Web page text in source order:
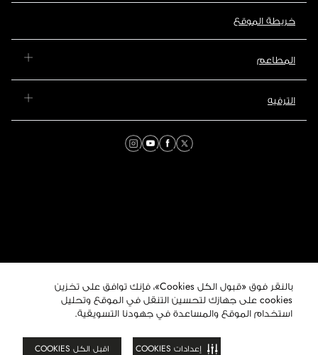
بالنقر فوق «قبول الكل Cookies»، فإنك توافق على تخزين
cookies على جهازك لتحسين التنقل في الموقع وتحليل
استخدام الموقع والمساعدة في جهودنا التسويقية.
اقبل الكل COOKIES إعدادات COOKIES
خريطة الموقع
المطاعم
الترفيه
© 2026 مول عُمان. جميع
الحقوق محفوظة. هذا الموقع
تابع لمجموعة ماجد الفطيم
العقارية.